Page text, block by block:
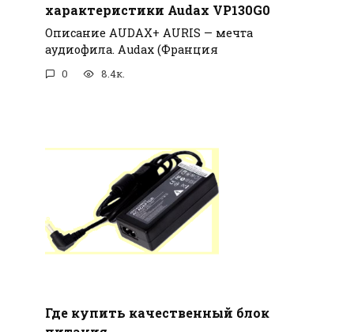
характеристики Audax VP130G0
Описание AUDAX+ AURIS — мечта
аудиофила. Audax (Франция
0 8.4к.
Где купить качественный блок